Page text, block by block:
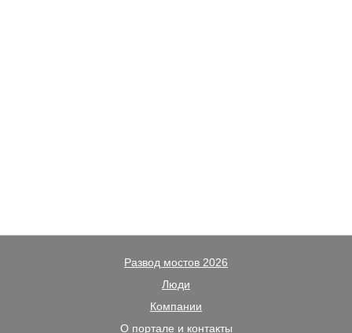
Развод мостов 2026
Люди
Компании
О портале и контакты